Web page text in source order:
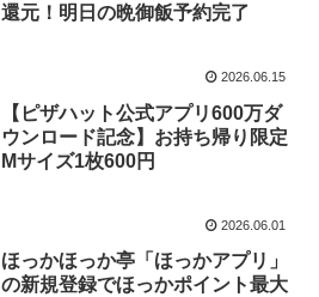
還元！明日の晩御飯予約完了
2026.06.15
【ピザハット公式アプリ600万ダ
ウンロード記念】お持ち帰り限定
Mサイズ1枚600円
2026.06.01
ほっかほっか亭「ほっかアプリ」
の新規登録でほっかポイント最大